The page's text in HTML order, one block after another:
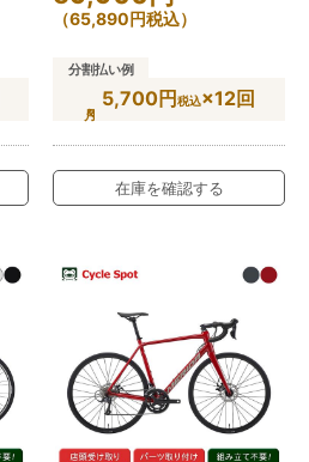
（65,890円税込）
分割払い例
5,700円税込×12回
在庫を確認する